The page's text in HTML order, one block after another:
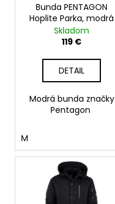
Bunda PENTAGON
Hoplite Parka, modrá
Skladom
119 €
DETAIL
Modrá bunda značky
Pentagon
M